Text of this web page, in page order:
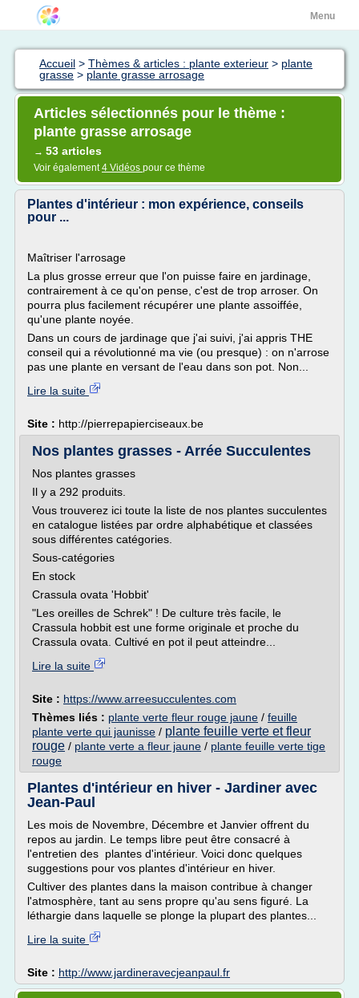
Menu
Accueil > Thèmes & articles : plante exterieur > plante
grasse > plante grasse arrosage
Articles sélectionnés pour le thème :
plante grasse arrosage
→ 53 articles
Voir également4 Vidéos pour ce thème
Plantes d'intérieur : mon expérience, conseils
pour ...
Maîtriser l'arrosage
La plus grosse erreur que l'on puisse faire en jardinage,
contrairement à ce qu'on pense, c'est de trop arroser. On
pourra plus facilement récupérer une plante assoiffée,
qu'une plante noyée.
Dans un cours de jardinage que j'ai suivi, j'ai appris THE
conseil qui a révolutionné ma vie (ou presque) : on n'arrose
pas une plante en versant de l'eau dans son pot. Non...
Lire la suite
Site : http://pierrepapierciseaux.be
Nos plantes grasses - Arrée Succulentes
Nos plantes grasses
Il y a 292 produits.
Vous trouverez ici toute la liste de nos plantes succulentes
en catalogue listées par ordre alphabétique et classées
sous différentes catégories.
Sous-catégories
En stock
Crassula ovata 'Hobbit'
"Les oreilles de Schrek" ! De culture très facile, le
Crassula hobbit est une forme originale et proche du
Crassula ovata. Cultivé en pot il peut atteindre...
Lire la suite
Site : https://www.arreesucculentes.com
Thèmes liés : plante verte fleur rouge jaune / feuille
plante verte qui jaunisse / plante feuille verte et fleur
rouge / plante verte a fleur jaune / plante feuille verte tige
rouge
Plantes d'intérieur en hiver - Jardiner avec
Jean-Paul
Les mois de Novembre, Décembre et Janvier offrent du
repos au jardin. Le temps libre peut être consacré à
l'entretien des plantes d'intérieur. Voici donc quelques
suggestions pour vos plantes d'intérieur en hiver.
Cultiver des plantes dans la maison contribue à changer
l'atmosphère, tant au sens propre qu'au sens figuré. La
léthargie dans laquelle se plonge la plupart des plantes...
Lire la suite
Site : http://www.jardineravecjeanpaul.fr